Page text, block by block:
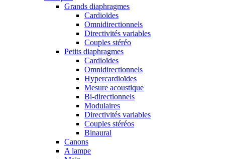
Grands diaphragmes
Cardioïdes
Omnidirectionnels
Directivités variables
Couples stéréo
Petits diaphragmes
Cardioïdes
Omnidirectionnels
Hypercardioïdes
Mesure acoustique
Bi-directionnels
Modulaires
Directivités variables
Couples stéréos
Binaural
Canons
A lampe